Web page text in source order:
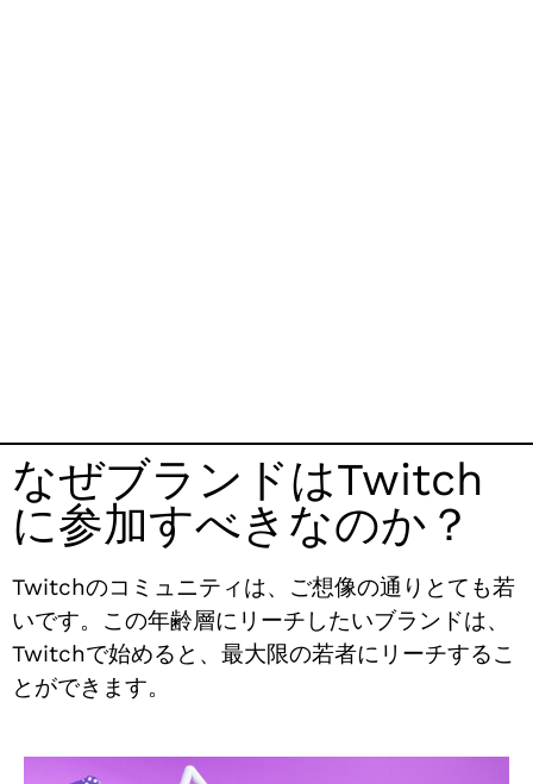
なぜブランドはTwitch
に参加すべきなのか？
Twitchのコミュニティは、ご想像の通りとても若
いです。この年齢層にリーチしたいブランドは、
Twitchで始めると、最大限の若者にリーチするこ
とができます。